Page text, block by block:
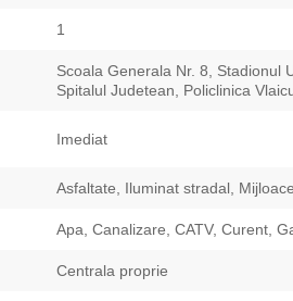
1
Scoala Generala Nr. 8, Stadionul
Spitalul Judetean, Policlinica
Imediat
Asfaltate, Iluminat stradal,
Apa, Canalizare, CATV, Curent,
Centrala proprie